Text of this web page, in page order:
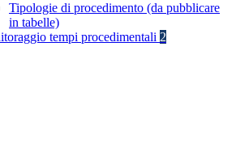
Tipologie di procedimento (da pubblicare
in tabelle)
tempi procedimentali 2